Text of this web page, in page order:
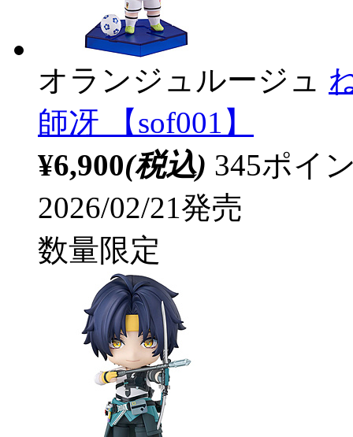
オランジュルージュ
師冴 【sof001】
¥6,900(税込) 345ポイ
2026/02/21発売
数量限定